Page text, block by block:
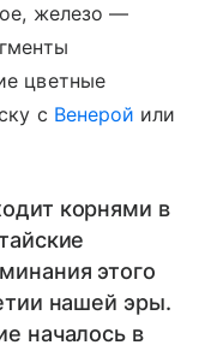
железо —
цветные
с Венерой или
корнями в
этого
нашей эры.
началось в